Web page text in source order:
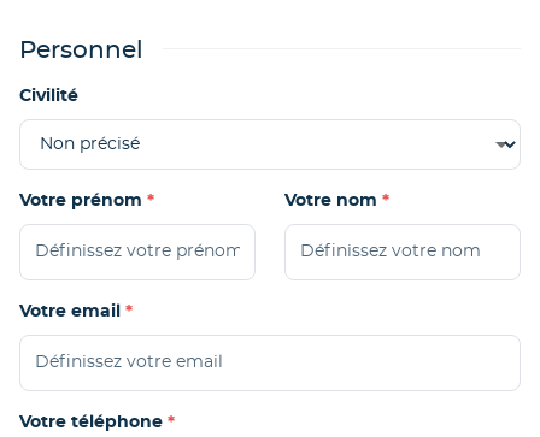
Personnel
Civilité
Votre prénom Votre nom
Votre email
Votre téléphone